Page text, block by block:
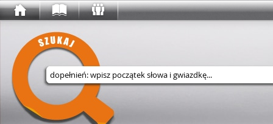
Wyszukaj w serwisie